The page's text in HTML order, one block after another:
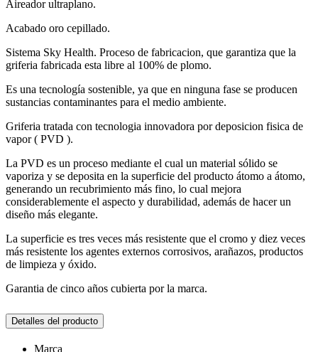
Aireador ultraplano.
Acabado oro cepillado.
Sistema Sky Health. Proceso de fabricacion, que garantiza que la
griferia fabricada esta libre al 100% de plomo.
Es una tecnología sostenible, ya que en ninguna fase se producen
sustancias contaminantes para el medio ambiente.
Griferia tratada con tecnologia innovadora por deposicion fisica de
vapor ( PVD ).
La PVD es un proceso mediante el cual un material sólido se
vaporiza y se deposita en la superficie del producto átomo a átomo,
generando un recubrimiento más fino, lo cual mejora
considerablemente el aspecto y durabilidad, además de hacer un
diseño más elegante.
La superficie es tres veces más resistente que el cromo y diez veces
más resistente los agentes externos corrosivos, arañazos, productos
de limpieza y óxido.
Garantia de cinco años cubierta por la marca.
Detalles del producto
Marca